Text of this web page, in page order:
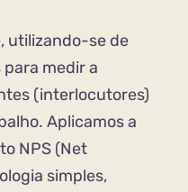
utilizando-se de
medir a
(interlocutores)
Aplicamos a
NPS (Net
simples,